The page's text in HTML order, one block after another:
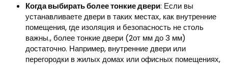
Когда выбирать более тонкие двери: Если вы
устанавливаете двери в таких местах, как внутренние
помещения, где изоляция и безопасность не столь
важны., более тонкие двери (2от мм до 3 мм)
достаточно. Например, внутренние двери или
перегородки в жилых домах или офисных помещениях,